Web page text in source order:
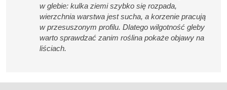
w glebie: kulka ziemi szybko się rozpada,
wierzchnia warstwa jest sucha, a korzenie pracują
w przesuszonym profilu. Dlatego wilgotność gleby
warto sprawdzać zanim roślina pokaże objawy na
liściach.